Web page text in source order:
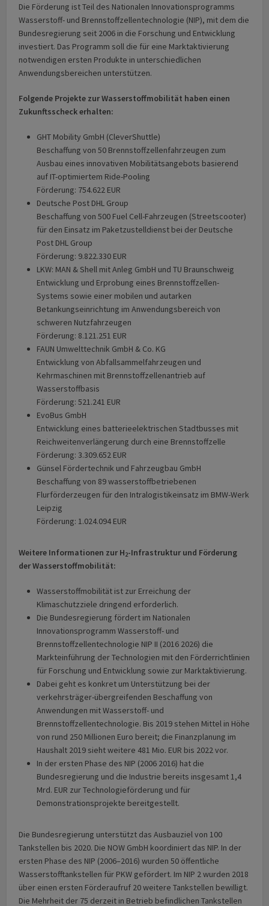
Die Förderung ist Teil des Nationalen Innovationsprogramms
Wasserstoff- und Brennstoffzellentechnologie (NIP), mit dem die
Bundesregierung seit 2006 in die Forschung und Entwicklung
investiert. Das Programm soll die für eine Marktaktivierung
notwendigen ersten Produkte in unterschiedlichen
Anwendungsbereichen unterstützen.
Folgende Projekte zur Wasserstoffmobilität haben einen
Zukunftsscheck erhalten:
GHT Mobility GmbH (CleverShuttle)
Beschaffung von 50 Brennstoffzellenfahrzeugen zum
Ausbau eines innovativen Mobilitätsangebots basierend
auf IT-optimiertem Ride-Pooling
Förderung: 754.622 EUR
Deutsche Post DHL Group
Beschaffung von 500 Fuel Cell-Fahrzeugen (Streetscooter)
für den Einsatz im Paketzustelldienst bei der Deutsche
Post DHL Group
Förderung: 9.822.330 EUR
LKW: MAN & Shell mit Anleg GmbH und TU Braunschweig
Entwicklung und Erprobung eines Brennstoffzellen-
Systems sowie einer mobilen und autarken
Betankungseinrichtung im Anwendungsbereich von
schweren Nutzfahrzeugen
Förderung: 8.121.251 EUR
FAUN Umwelttechnik GmbH & Co. KG
Entwicklung von Abfallsammelfahrzeugen und
Kehrmaschinen mit Brennstoffzellenantrieb auf
Wasserstoffbasis
Förderung: 521.241 EUR
EvoBus GmbH
Entwicklung eines batterieelektrischen Stadtbusses mit
Reichweitenverlängerung durch eine Brennstoffzelle
Förderung: 3.309.652 EUR
Günsel Fördertechnik und Fahrzeugbau GmbH
Beschaffung von 89 wasserstoffbetriebenen
Flurförderzeugen für den Intralogistikeinsatz im BMW-Werk
Leipzig
Förderung: 1.024.094 EUR
Weitere Informationen zur H2-Infrastruktur und Förderung
der Wasserstoffmobilität:
Wasserstoffmobilität ist zur Erreichung der
Klimaschutzziele dringend erforderlich.
Die Bundesregierung fördert im Nationalen
Innovationsprogramm Wasserstoff- und
Brennstoffzellentechnologie NIP II (2016 2026) die
Markteinführung der Technologien mit den Förderrichtlinien
für Forschung und Entwicklung sowie zur Marktaktivierung.
Dabei geht es konkret um Unterstützung bei der
verkehrsträger-übergreifenden Beschaffung von
Anwendungen mit Wasserstoff- und
Brennstoffzellentechnologie. Bis 2019 stehen Mittel in Höhe
von rund 250 Millionen Euro bereit; die Finanzplanung im
Haushalt 2019 sieht weitere 481 Mio. EUR bis 2022 vor.
In der ersten Phase des NIP (2006 2016) hat die
Bundesregierung und die Industrie bereits insgesamt 1,4
Mrd. EUR zur Technologieförderung und für
Demonstrationsprojekte bereitgestellt.
Die Bundesregierung unterstützt das Ausbauziel von 100
Tankstellen bis 2020. Die NOW GmbH koordiniert das NIP. In der
ersten Phase des NIP (2006–2016) wurden 50 öffentliche
Wasserstofftankstellen für PKW gefördert. Im NIP 2 wurden 2018
über einen ersten Förderaufruf 20 weitere Tankstellen bewilligt.
Die Mehrheit der 75 derzeit in Betrieb befindlichen Tankstellen